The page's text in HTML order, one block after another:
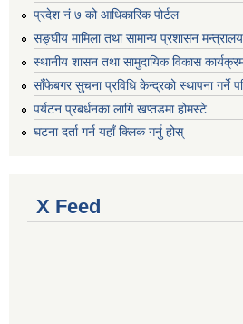
प्रदेश नं ७ को आधिकारिक पोर्टल
सङ्घीय मामिला तथा सामान्य प्रशासन मन्त्रालय
स्थानीय शासन तथा सामुदायिक विकास
साँफेबगर सुचना प्रविधि केन्द्रको स्थापना गर्ने
पर्यटन प्रबर्धनका लागि खप्तडमा होमस्टे
घटना दर्ता गर्न यहाँ क्लिक गर्नु होस्
X Feed